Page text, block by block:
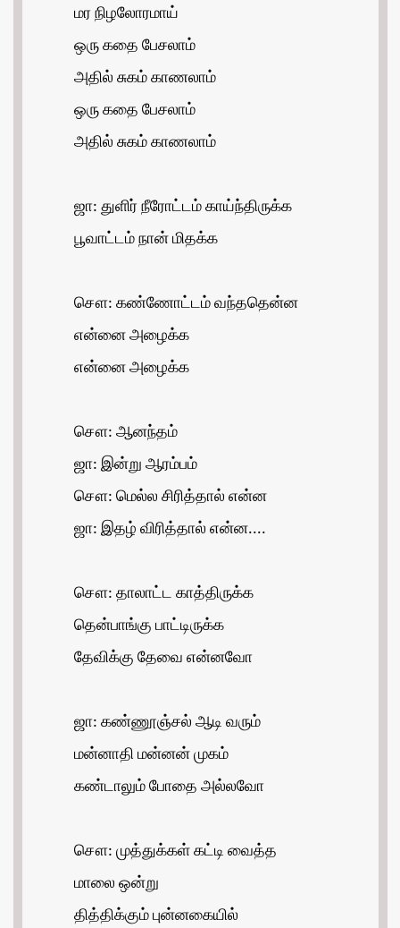
மர நிழலோரமாய்
ஒரு கதை பேசலாம்
அதில் சுகம் காணலாம்
ஒரு கதை பேசலாம்
அதில் சுகம் காணலாம்
ஜா: துளிர் நீரோட்டம் காய்ந்திருக்க
பூவாட்டம் நான் மிதக்க
சௌ: கண்ணோட்டம் வந்ததென்ன
என்னை அழைக்க
என்னை அழைக்க
சௌ: ஆனந்தம்
ஜா: இன்று ஆரம்பம்
சௌ: மெல்ல சிரித்தால் என்ன
ஜா: இதழ் விரித்தால் என்ன....
சௌ: தாலாட்ட காத்திருக்க
தென்பாங்கு பாட்டிருக்க
தேவிக்கு தேவை என்னவோ
ஜா: கண்ணூஞ்சல் ஆடி வரும்
மன்னாதி மன்னன் முகம்
கண்டாலும் போதை அல்லவோ
சௌ: முத்துக்கள் கட்டி வைத்த
மாலை ஒன்று
தித்திக்கும் புன்னகையில்